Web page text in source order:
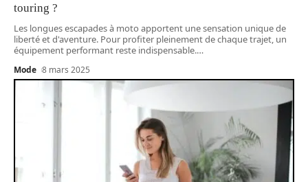
touring ?
Les longues escapades à moto apportent une sensation unique de
liberté et d'aventure. Pour profiter pleinement de chaque trajet, un
équipement performant reste indispensable.…
Mode 8 mars 2025